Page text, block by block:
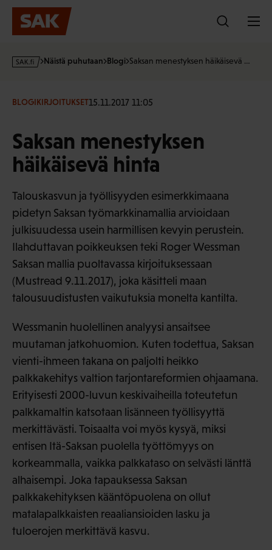
Hyppää
sisältöön
s
·
Näistä puhutaan Blogi Saksan menestyksen häikäisevä …
BLOGIKIRJOITUKSET15.11.2017 11:05
Saksan menestyksen
häikäisevä hinta
Talouskasvun ja työllisyyden esimerkkimaana
pidetyn Saksan työmarkkinamallia arvioidaan
julkisuudessa usein harmillisen kevyin perustein.
Ilahduttavan poikkeuksen teki Roger Wessman
Saksan mallia puoltavassa kirjoituksessaan
(Mustread 9.11.2017), joka käsitteli maan
talousuudistusten vaikutuksia monelta kantilta.
Wessmanin huolellinen analyysi ansaitsee
muutaman jatkohuomion. Kuten todettua, Saksan
vienti-ihmeen takana on paljolti heikko
palkkakehitys valtion tarjontareformien ohjaamana.
Erityisesti 2000-luvun keskivaiheilla toteutetun
palkkamaltin katsotaan lisänneen työllisyyttä
merkittävästi. Toisaalta voi myös kysyä, miksi
entisen Itä-Saksan puolella työttömyys on
korkeammalla, vaikka palkkataso on selvästi länttä
alhaisempi. Joka tapauksessa Saksan
palkkakehityksen kääntöpuolena on ollut
matalapalkkaisten reaaliansioiden lasku ja
tuloerojen merkittävä kasvu.